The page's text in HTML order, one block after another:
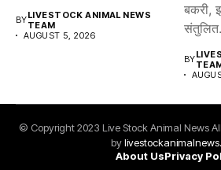
BYLIVESTOCK ANIMAL NEWS
TEAM
AUGUST 5, 2026
बकरी,
BY
© Copyright 2023 Live Stock Animal News
by
About UsPrivacy